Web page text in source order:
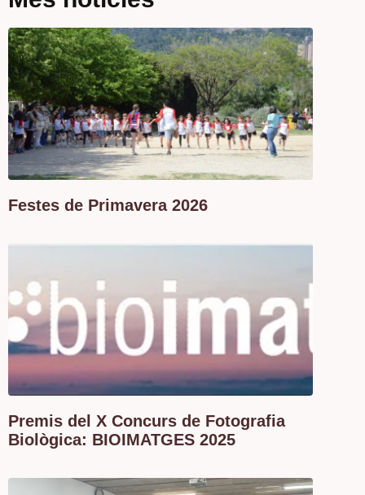
Festes de Primavera 2026
Premis del X Concurs de Fotografia
Biològica: BIOIMATGES 2025